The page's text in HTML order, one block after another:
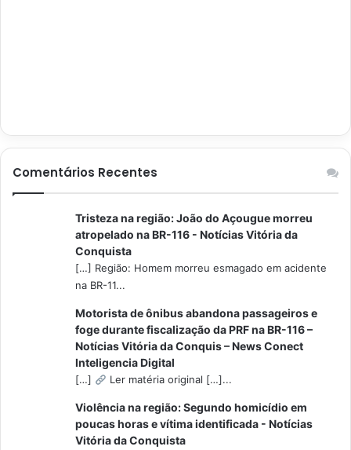
Comentários Recentes
Tristeza na região: João do Açougue morreu
atropelado na BR-116 - Notícias Vitória da
Conquista
[…] Região: Homem morreu esmagado em acidente
na BR-11...
Motorista de ônibus abandona passageiros e
foge durante fiscalização da PRF na BR-116 –
Notícias Vitória da Conquis – News Conect
Inteligencia Digital
[…] Ler matéria original […]...
Violência na região: Segundo homicídio em
poucas horas e vítima identificada - Notícias
Vitória da Conquista